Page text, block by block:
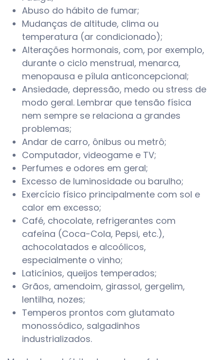
Abuso do hábito de fumar;
Mudanças de altitude, clima ou
temperatura (ar condicionado);
Alterações hormonais, com, por exemplo,
durante o ciclo menstrual, menarca,
menopausa e pílula anticoncepcional;
Ansiedade, depressão, medo ou stress de
modo geral. Lembrar que tensão física
nem sempre se relaciona a grandes
problemas;
Andar de carro, ônibus ou metrô;
Computador, videogame e TV;
Perfumes e odores em geral;
Excesso de luminosidade ou barulho;
Exercício físico principalmente com sol e
calor em excesso;
Café, chocolate, refrigerantes com
cafeína (Coca-Cola, Pepsi, etc.),
achocolatados e alcoólicos,
especialmente o vinho;
Laticínios, queijos temperados;
Grãos, amendoim, girassol, gergelim,
lentilha, nozes;
Temperos prontos com glutamato
monossódico, salgadinhos
industrializados.